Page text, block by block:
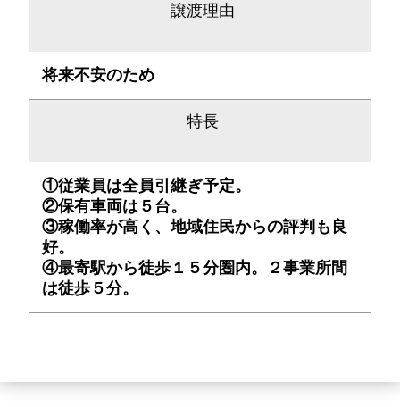
譲渡理由
将来不安のため
特長
①従業員は全員引継ぎ予定。
②保有車両は５台。
③稼働率が高く、地域住民からの評判も良
好。
④最寄駅から徒歩１５分圏内。２事業所間
は徒歩５分。